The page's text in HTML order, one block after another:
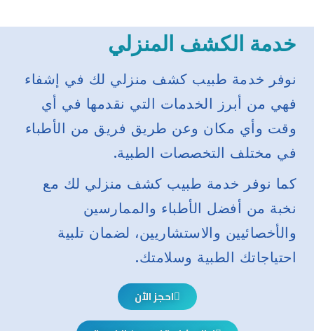
خدمة الكشف المنزلي
نوفر خدمة طبيب كشف منزلي لك في إشفاء
فهي من أبرز الخدمات التي نقدمها في أي
وقت وأي مكان وعن طريق فريق من الأطباء
في مختلف التخصصات الطبية.
كما نوفر خدمة طبيب كشف منزلي لك مع
نخبة من أفضل الأطباء والممارسين
والأخصائيين والاستشاريين، لضمان تلبية
احتياجاتك الطبية وسلامتك.
احجز الأن